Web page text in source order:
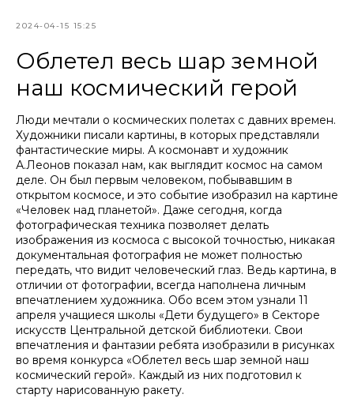
2024-04-15 15:25
Облетел весь шар земной
наш космический герой
Люди мечтали о космических полетах с давних времен.
Художники писали картины, в которых представляли
фантастические миры. А космонавт и художник
А.Леонов показал нам, как выглядит космос на самом
деле. Он был первым человеком, побывавшим в
открытом космосе, и это событие изобразил на картине
«Человек над планетой». Даже сегодня, когда
фотографическая техника позволяет делать
изображения из космоса с высокой точностью, никакая
документальная фотография не может полностью
передать, что видит человеческий глаз. Ведь картина, в
отличии от фотографии, всегда наполнена личным
впечатлением художника. Обо всем этом узнали 11
апреля учащиеся школы «Дети будущего» в Секторе
искусств Центральной детской библиотеки. Свои
впечатления и фантазии ребята изобразили в рисунках
во время конкурса «Облетел весь шар земной наш
космический герой». Каждый из них подготовил к
старту нарисованную ракету.